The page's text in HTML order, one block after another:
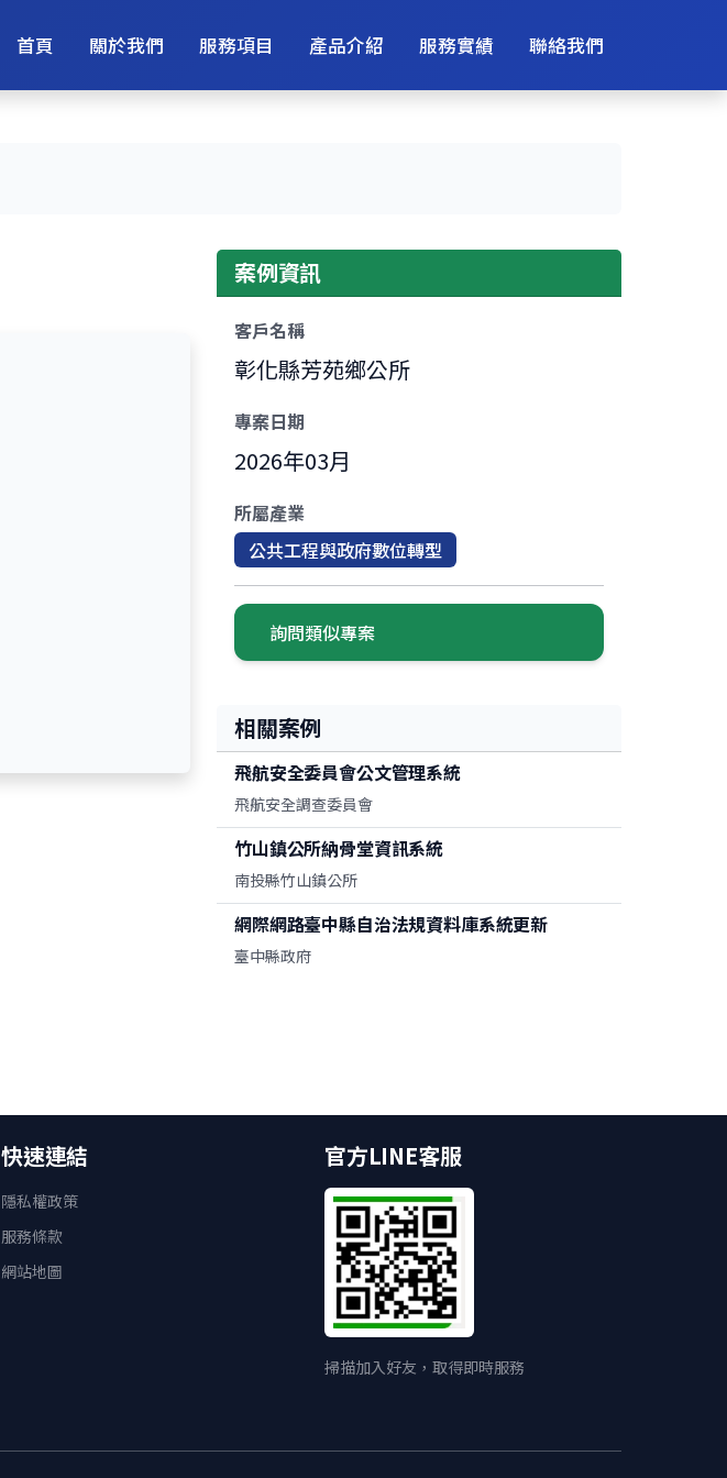
首頁 關於我們 服務項目 產品介紹 服務實績 聯絡我們
案例資訊
客戶名稱
彰化縣芳苑鄉公所
專案日期
2026年03月
所屬產業
公共工程與政府數位轉型
詢問類似專案
相關案例
飛航安全委員會公文管理系統
飛航安全調查委員會
竹山鎮公所納骨堂資訊系統
南投縣竹山鎮公所
網際網路臺中縣自治法規資料庫系統更新
臺中縣政府
快速連結
隱私權政策
服務條款
網站地圖
官方LINE客服
掃描加入好友，取得即時服務